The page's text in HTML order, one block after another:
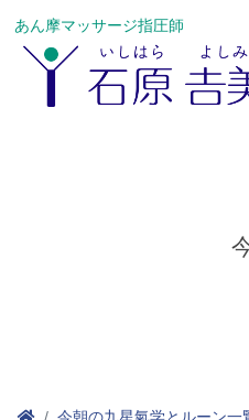
あん摩マッサージ指圧師